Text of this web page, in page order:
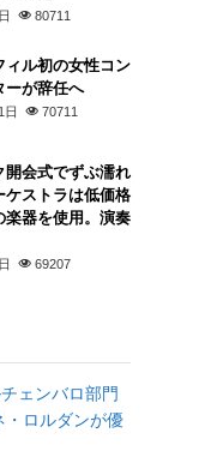
80711
ィル初の女性コン
ーが辞任へ
日 70711
開会式でずぶ濡れ
ケストラは低価格
楽器を使用。演奏
69207
ェンバロ部門
・ロルダンが優